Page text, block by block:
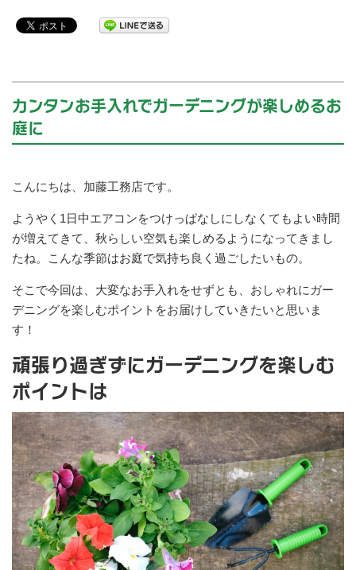
カンタンお手入れでガーデニングが楽しめるお
庭に
こんにちは、加藤工務店です。
ようやく1日中エアコンをつけっぱなしにしなくてもよい時間
が増えてきて、秋らしい空気も楽しめるようになってきまし
たね。こんな季節はお庭で気持ち良く過ごしたいもの。
そこで今回は、大変なお手入れをせずとも、おしゃれにガー
デニングを楽しむポイントをお届けしていきたいと思いま
す！
頑張り過ぎずにガーデニングを楽しむ
ポイントは